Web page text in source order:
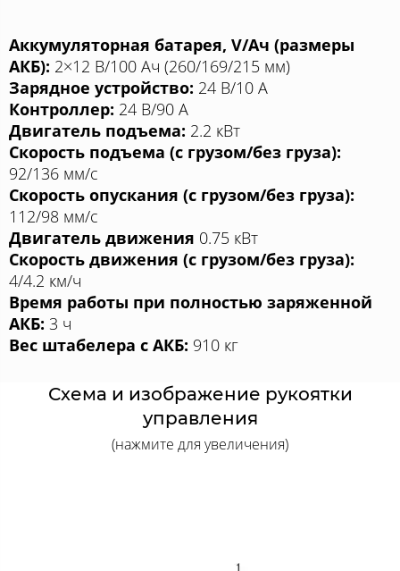
Аккумуляторная батарея, V/Aч (размеры
АКБ): 2×12 В/100 Aч (260/169/215 мм)
Зарядное устройство: 24 В/10 A
Контроллер: 24 В/90 А
Двигатель подъема: 2.2 кВт
Скорость подъема (с грузом/без груза):
92/136 мм/с
Скорость опускания (с грузом/без груза):
112/98 мм/с
Двигатель движения 0.75 кВт
Скорость движения (с грузом/без груза):
4/4.2 км/ч
Время работы при полностью заряженной
АКБ: 3 ч
Вес штабелера с АКБ: 910 кг
Схема и изображение рукоятки
управления
(нажмите для увеличения)